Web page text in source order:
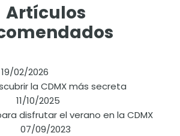
Artículos
19/02/2026
la CDMX más secreta
11/10/2025
disfrutar el verano en la CDMX
07/09/2023